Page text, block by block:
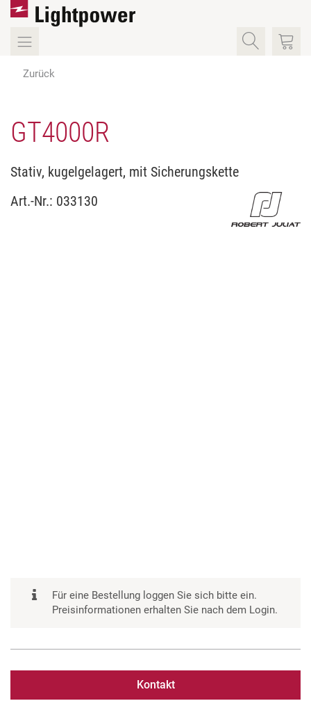
Zurück
GT4000R
Stativ, kugelgelagert, mit Sicherungskette
Art.-Nr.: 033130
Für eine Bestellung loggen Sie sich bitte ein.
Preisinformationen erhalten Sie nach dem Login.
Kontakt